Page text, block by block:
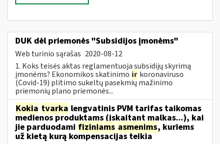
DUK dėl priemonės "Subsidijos įmonėms"
Web turinio sąrašas 2020-08-12
1. Koks teisės aktas reglamentuoja subsidijų skyrimą
įmonėms? Ekonomikos skatinimo ir koronaviruso
(Covid-19) plitimo sukeltų pasekmių mažinimo
priemonių plano priemonės...
Kokia tvarka lengvatinis PVM tarifas taikomas
medienos produktams (įskaitant malkas...), kai
jie parduodami fiziniams asmenims, kuriems
už kietą kurą kompensacijas teikia